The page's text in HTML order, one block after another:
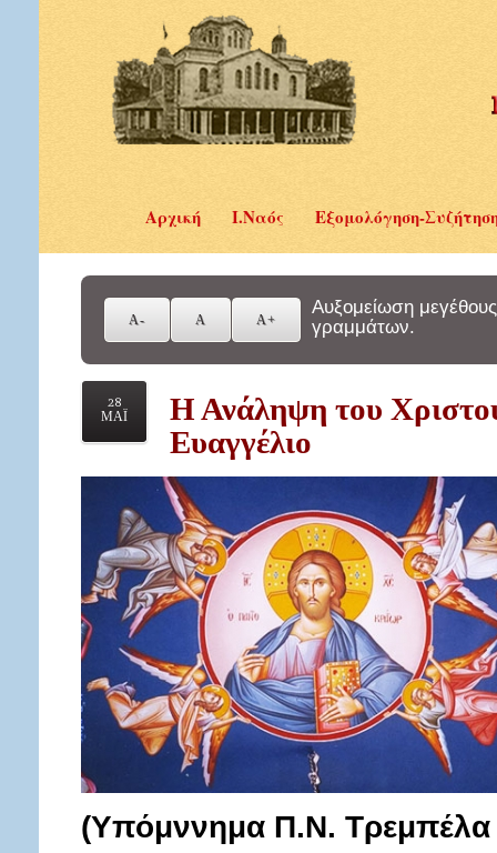
Αρχική Ι.Ναός Εξομολόγηση-
Αυξομείωση μεγέθους
γραμμάτων.
28
ΜΑΪ
Η Ανάληψη του
Ευαγγέλιο
(Υπόμννημα Π.Ν. Τρεμπέλα